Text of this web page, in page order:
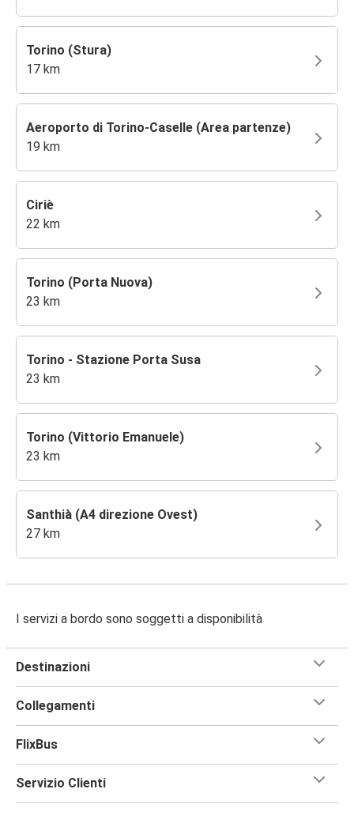
Torino (Stura)
17 km
Aeroporto di Torino-Caselle (Area partenze)
19 km
Ciriè
22 km
Torino (Porta Nuova)
23 km
Torino - Stazione Porta Susa
23 km
Torino (Vittorio Emanuele)
23 km
Santhià (A4 direzione Ovest)
27 km
I servizi a bordo sono soggetti a disponibilità
Destinazioni
Collegamenti
FlixBus
Servizio Clienti